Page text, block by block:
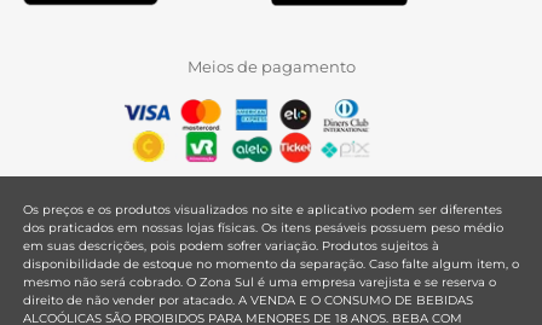
Meios de pagamento
Os preços e os produtos visualizados no site e aplicativo podem ser diferentes
dos praticados em nossas lojas físicas. Os itens pesáveis possuem peso médio
em suas descrições, pois podem sofrer variação. Produtos sujeitos à
disponibilidade de estoque no momento da separação. Caso falte algum item, o
mesmo não será cobrado. O Zona Sul é uma empresa varejista e se reserva o
direito de não vender por atacado. A VENDA E O CONSUMO DE BEBIDAS
ALCOÓLICAS SÃO PROIBIDOS PARA MENORES DE 18 ANOS. BEBA COM